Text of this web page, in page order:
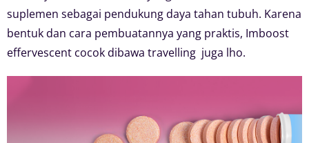
suplemen sebagai pendukung daya tahan tubuh. Karena
bentuk dan cara pembuatannya yang praktis, Imboost
effervescent cocok dibawa travelling juga lho.